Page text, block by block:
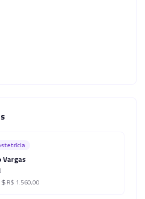
Vargas
R$ 1.560,00